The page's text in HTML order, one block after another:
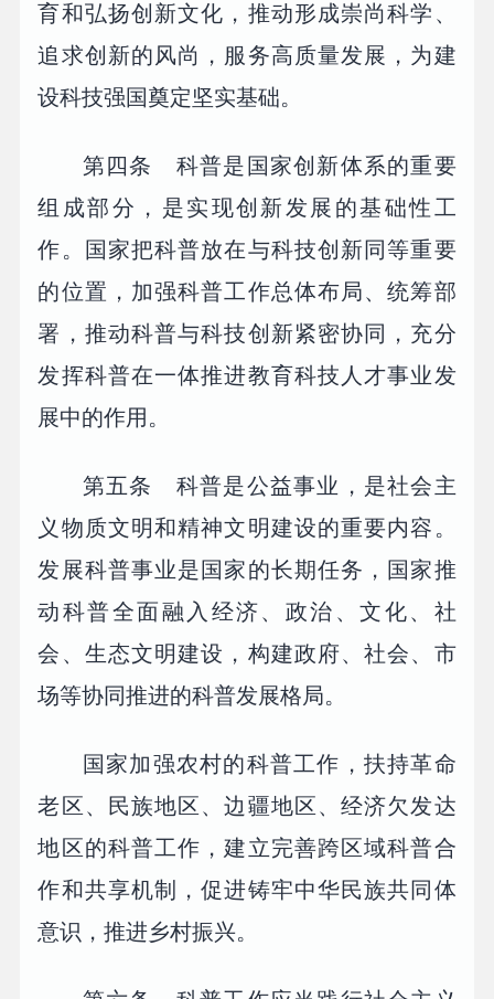
育和弘扬创新文化，推动形成崇尚科学、
追求创新的风尚，服务高质量发展，为建
设科技强国奠定坚实基础。
第四条 科普是国家创新体系的重要
组成部分，是实现创新发展的基础性工
作。国家把科普放在与科技创新同等重要
的位置，加强科普工作总体布局、统筹部
署，推动科普与科技创新紧密协同，充分
发挥科普在一体推进教育科技人才事业发
展中的作用。
第五条 科普是公益事业，是社会主
义物质文明和精神文明建设的重要内容。
发展科普事业是国家的长期任务，国家推
动科普全面融入经济、政治、文化、社
会、生态文明建设，构建政府、社会、市
场等协同推进的科普发展格局。
国家加强农村的科普工作，扶持革命
老区、民族地区、边疆地区、经济欠发达
地区的科普工作，建立完善跨区域科普合
作和共享机制，促进铸牢中华民族共同体
意识，推进乡村振兴。